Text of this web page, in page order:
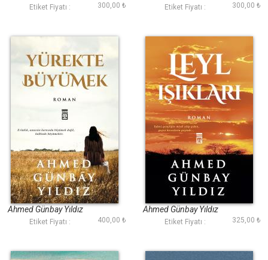
Etiket Fiyatı : 300,00 ₺ Etiket Fiyatı : 300,00 ₺
Yürekte Büyümek
Ahmed Günbay Yıldız
Etiket Fiyatı : 400,00 ₺
Leyl Işıkları
Ahmed Günbay Yıldız
Etiket Fiyatı : 325,00 ₺